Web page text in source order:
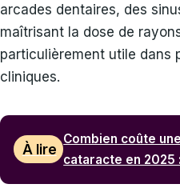
arcades dentaires, des
maîtrisant la dose de
particulièrement utile dans
cliniques.
À lire
Combien coûte
cataracte en 2025